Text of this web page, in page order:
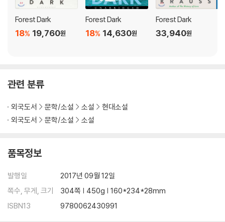
abbi’s beautiful daughter who convinces Epstein to become in
volved in her own project--a film about the life of David being
shot in the desert--with life-changing consequences.
aving her family in Brooklyn, a young, well-known novelist arriv
es at the Tel Aviv Hilton where she has stayed every year sinc
e birth. Troubled by writer’s block and a failing marriage, she h
opes that the hotel can unlock a dimension of reality--and her
own perception of life--that has been closed off to her. But w
project she can’t turn down, she’s drawn into a mystery that al
Bursting with life and humor, Forest Dark is a profound, mesm
erizing novel of metamorphosis and self-realization--of looki
ng beyond all that is visible towards the infinite.
Forest Dark
19,760원
18%
Forest Dark
14,630원
18%
Forest Dark
33,940원
관련 분류
외국도서 문학/소설 소설
현대소설
외국도서
문학/소설 소설
품목정보
발행일
2017년 09월 12일
쪽수, 무게, 크기
304쪽 | 450g | 160*234*28mm
ISBN13
9780062430991